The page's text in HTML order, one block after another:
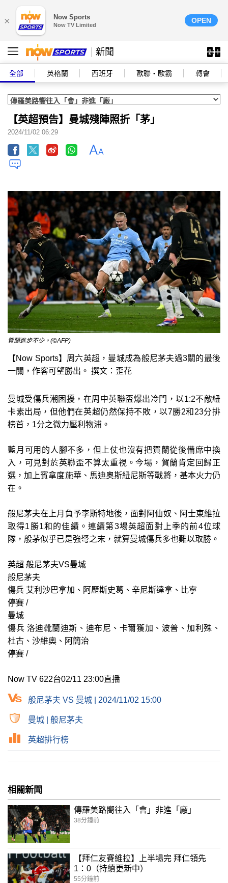
× Now Sports
Now TV Limited
OPEN
新聞
全部 英格蘭 西班牙 歐聯‧歐霸 轉會
【英超預告】曼城殘陣照折「茅」
2024/11/02 06:29
賀蘭進步不少。(©AFP)
【Now Sports】周六英超，曼城成為般尼茅夫過3關的最後
一關，作客可望勝出。 撰文：歪花
曼城受傷兵潮困擾，在周中英聯盃爆出冷門，以1:2不敵紐
卡素出局，但他們在英超仍然保持不敗，以7勝2和23分排
榜首，1分之微力壓利物浦。
藍月可用的人腳不多，但上仗也沒有把賀蘭從後備席中換
入，可見對於英聯盃不算太重視。今場，賀蘭肯定回歸正
選，加上賓拿度施華、馬迪奧斯紐尼斯等戰將，基本火力仍
在。
般尼茅夫在上月負予李斯特地後，面對阿仙奴、阿士東維拉
取得1勝1和的佳績。連續第3場英超面對上季的前4位球
隊，般茅似乎已是強弩之末，就算曼城傷兵多也難以取勝。
英超 般尼茅夫VS曼城
般尼茅夫
傷兵 艾利沙巴拿加、阿歷斯史葛、辛尼斯達拿、比寧
停賽 /
曼城
傷兵 洛迪靴蘭迪斯、迪布尼、卡爾獲加、波普、加利殊、
杜古、沙維奧、阿簡治
停賽 /
Now TV 622台02/11 23:00直播
般尼茅夫 VS 曼城 | 2024/11/02 15:00
曼城 般尼茅夫
英超排行榜
相關新聞
傳羅美路嚮往入「會」非進「廠」
38分鐘前
【拜仁友賽維拉】上半場完 拜仁領先
1：0（持續更新中）
55分鐘前